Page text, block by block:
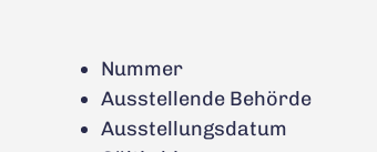
Nummer
Ausstellende Behörde
Ausstellungsdatum